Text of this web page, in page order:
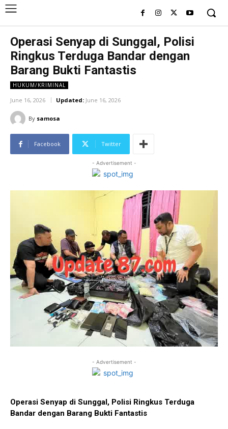
Operasi Senyap di Sunggal, Polisi
Ringkus Terduga Bandar dengan
Barang Bukti Fantastis
HUKUM/KRIMINAL
June 16, 2026 Updated: June 16, 2026
By samosa
Facebook Twitter
- Advertisement -
- Advertisement -
Operasi Senyap di Sunggal, Polisi Ringkus Terduga
Bandar dengan Barang Bukti Fantastis